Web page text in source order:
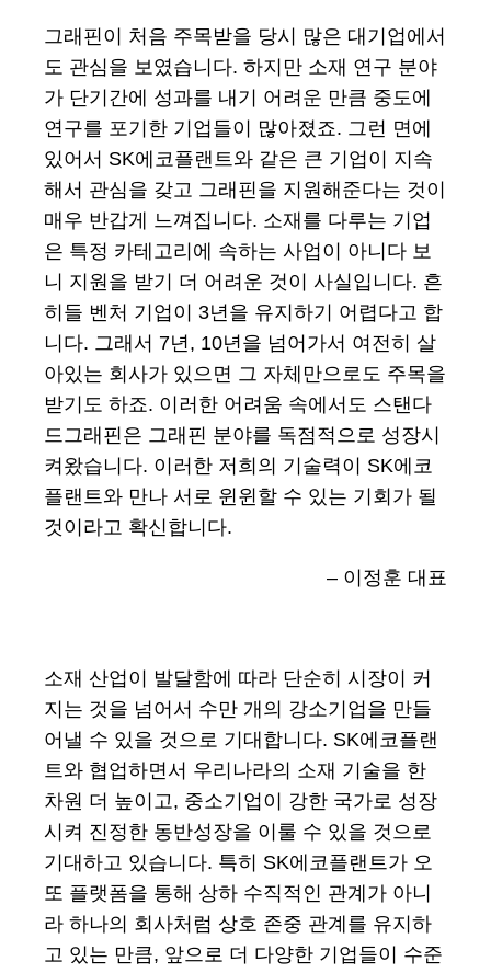
그래핀이 처음 주목받을 당시 많은 대기업에서
도 관심을 보였습니다. 하지만 소재 연구 분야
가 단기간에 성과를 내기 어려운 만큼 중도에
연구를 포기한 기업들이 많아졌죠. 그런 면에
있어서 SK에코플랜트와 같은 큰 기업이 지속
해서 관심을 갖고 그래핀을 지원해준다는 것이
매우 반갑게 느껴집니다. 소재를 다루는 기업
은 특정 카테고리에 속하는 사업이 아니다 보
니 지원을 받기 더 어려운 것이 사실입니다. 흔
히들 벤처 기업이 3년을 유지하기 어렵다고 합
니다. 그래서 7년, 10년을 넘어가서 여전히 살
아있는 회사가 있으면 그 자체만으로도 주목을
받기도 하죠. 이러한 어려움 속에서도 스탠다
드그래핀은 그래핀 분야를 독점적으로 성장시
켜왔습니다. 이러한 저희의 기술력이 SK에코
플랜트와 만나 서로 윈윈할 수 있는 기회가 될
것이라고 확신합니다.
– 이정훈 대표
소재 산업이 발달함에 따라 단순히 시장이 커
지는 것을 넘어서 수만 개의 강소기업을 만들
어낼 수 있을 것으로 기대합니다. SK에코플랜
트와 협업하면서 우리나라의 소재 기술을 한
차원 더 높이고, 중소기업이 강한 국가로 성장
시켜 진정한 동반성장을 이룰 수 있을 것으로
기대하고 있습니다. 특히 SK에코플랜트가 오
또 플랫폼을 통해 상하 수직적인 관계가 아니
라 하나의 회사처럼 상호 존중 관계를 유지하
고 있는 만큼, 앞으로 더 다양한 기업들이 수준